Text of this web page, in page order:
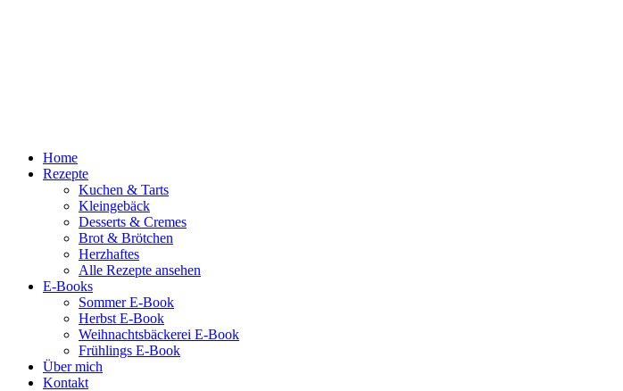
Home
Rezepte
Kuchen & Tarts
Kleingebäck
Desserts & Cremes
Brot & Brötchen
Herzhaftes
Alle Rezepte ansehen
E-Books
Sommer E-Book
Herbst E-Book
Weihnachtsbäckerei E-Book
Frühlings E-Book
Über mich
Kontakt